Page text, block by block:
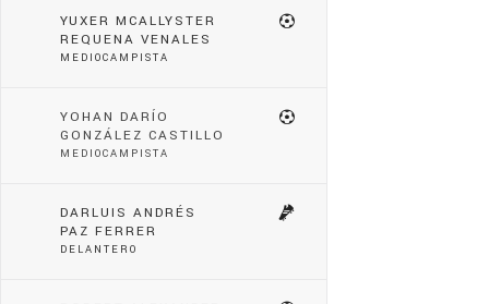
YUXER MCALLYSTER
REQUENA VENALES
MEDIOCAMPISTA
YOHAN DARÍO
GONZÁLEZ CASTILLO
MEDIOCAMPISTA
DARLUIS ANDRÉS
PAZ FERRER
DELANTERO